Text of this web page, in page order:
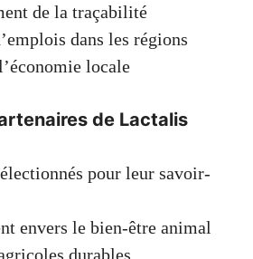
de la traçabilité
dans les régions
locale
de Lactalis
pour leur savoir-
envers le bien-être animal
durables